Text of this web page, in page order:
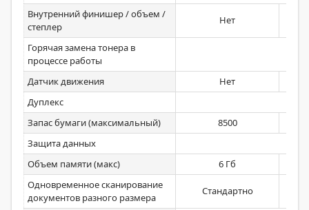
Внутренний финишер / объем /
степлер
Нет
Горячая замена тонера в
процессе работы
Датчик движения
Нет
Дуплекс
Запас бумаги (максимальный)
8500
Защита данных
Объем памяти (макс)
6 Гб
Одновременное сканирование
документов разного размера
Стандартно